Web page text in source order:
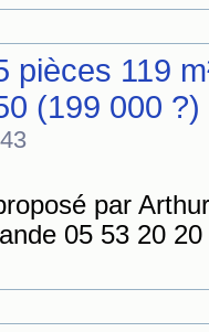
pièces 119
(199 000 ?)
par
05 53 20